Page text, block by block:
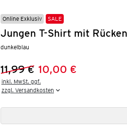
Online Exklusiv SALE
Jungen T-Shirt mit
dunkelblau
Vorheriger Preis:
11,99 €
Neuer Preis:
10,00 €
inkl. MwSt. ggf.
zzgl. Versandkosten